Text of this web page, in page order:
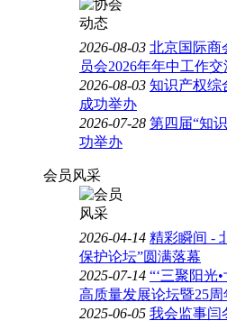
2026-08-03 北京国际商
员会2026年年中工作
2026-08-03 知识产权综
成功举办
2026-07-28 第四届“知
功举办
会员风采
2026-04-14 精彩瞬间 -
保护论坛”圆满落幕
2025-07-14 “‘三聚阳光
高质量发展论坛暨25
2025-06-05 我会监事闫